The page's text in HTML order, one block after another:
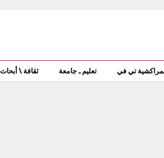
تي في تعليم ـ جامعة ثقافة \ أبحاث